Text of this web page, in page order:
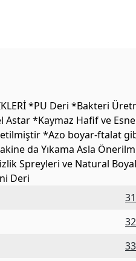
*PU Deri *Bakteri
Astar *Kaymaz Hafif ve
*Azo boyar-ftalat
da Yıkama Asla
Spreyleri ve Natural
Deri
31
32
33